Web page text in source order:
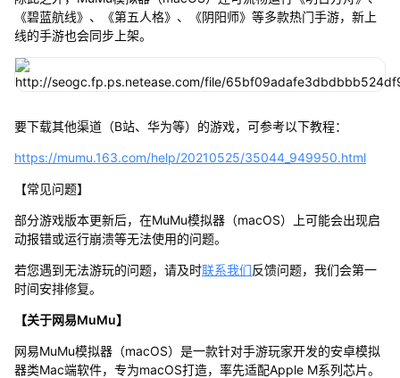
《碧蓝航线》、《第五人格》、《阴阳师》等多款热门手游，新上
线的手游也会同步上架。
要下载其他渠道（B站、华为等）的游戏，可参考以下教程：
https://mumu.163.com/help/20210525/35044_949950.html
【常见问题】
部分游戏版本更新后，在MuMu模拟器（macOS）上可能会出现启
动报错或运行崩溃等无法使用的问题。
若您遇到无法游玩的问题，请及时联系我们反馈问题，我们会第一
时间安排修复。
【关于网易MuMu】
网易MuMu模拟器（macOS）是一款针对手游玩家开发的安卓模拟
器类Mac端软件，专为macOS打造，率先适配Apple M系列芯片。